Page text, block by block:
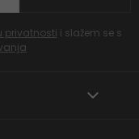
privatnosti i slažem se s